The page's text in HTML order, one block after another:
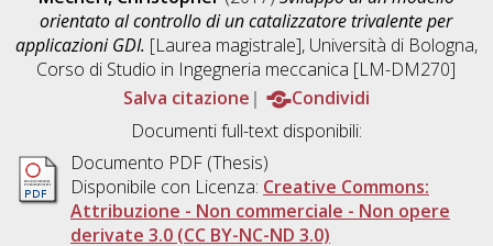
orientato al controllo di un catalizzatore trivalente per
applicazioni GDI. [Laurea magistrale], Università di Bologna,
Corso di Studio in Ingegneria meccanica [LM-DM270]
Salva citazione
Condividi
Documenti full-text disponibili:
Documento PDF (Thesis)
Disponibile con Licenza: Creative Commons:
Attribuzione - Non commerciale - Non opere
derivate 3.0 (CC BY-NC-ND 3.0)